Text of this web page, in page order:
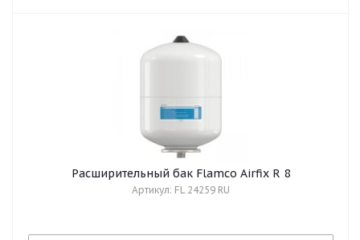
Расширительный бак Flamco Airfix R 8
Артикул: FL 24259 RU